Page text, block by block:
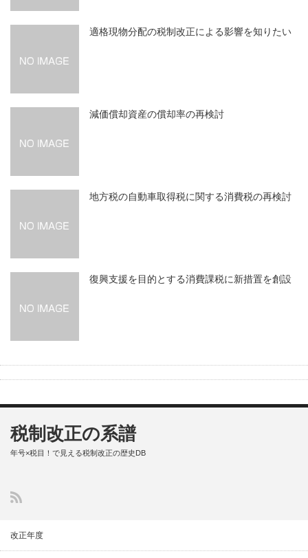
適格現物分配の税制改正による影響を知りたい
減価償却資産の償却率の再検討
地方税の自動車取得税に関する消費税の再検討
復興支援を目的とする消費課税に新措置を創設
税制改正の系譜
年号×税目！で見える税制改正の歴史DB
改正年度